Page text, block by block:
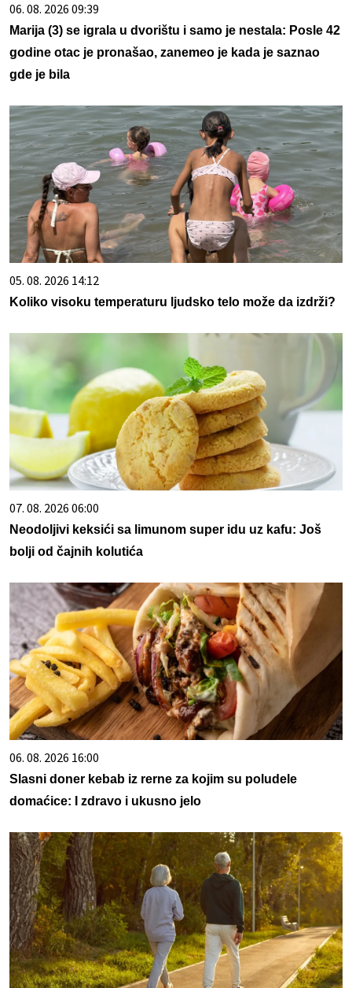
06. 08. 2026 09:39
Marija (3) se igrala u dvorištu i samo je nestala: Posle 42
godine otac je pronašao, zanemeo je kada je saznao
gde je bila
05. 08. 2026 14:12
Koliko visoku temperaturu ljudsko telo može da izdrži?
07. 08. 2026 06:00
Neodoljivi keksići sa limunom super idu uz kafu: Još
bolji od čajnih kolutića
06. 08. 2026 16:00
Slasni doner kebab iz rerne za kojim su poludele
domaćice: I zdravo i ukusno jelo